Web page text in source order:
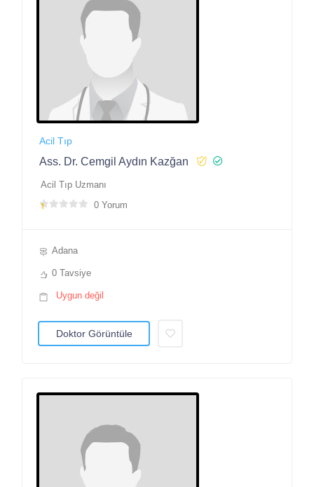
Acil Tıp
Ass. Dr. Cemgil Aydın Kazğan
Acil Tıp Uzmanı
0 Yorum
Adana
0 Tavsiye
Uygun değil
Doktor Görüntüle